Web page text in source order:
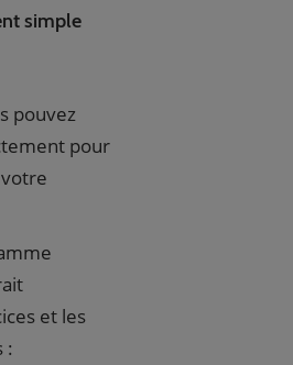
simple
pouvez
pour
et les
: